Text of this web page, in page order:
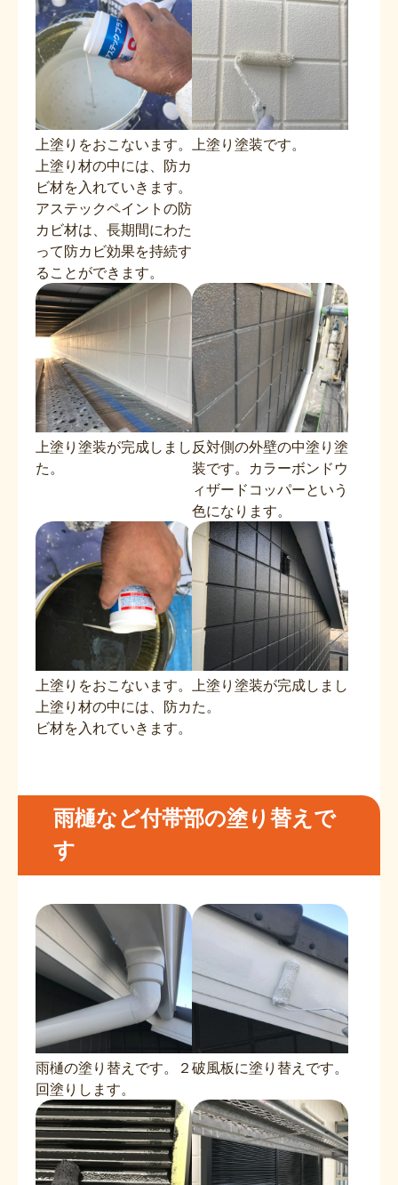
上塗りをおこないます。
上塗り材の中には、防カ
ビ材を入れていきます。
アステックペイントの防
カビ材は、長期間にわた
って防カビ効果を持続す
ることができます。
上塗り塗装です。
上塗り塗装が完成しまし
た。
反対側の外壁の中塗り塗
装です。カラーボンドウ
ィザードコッパーという
色になります。
上塗りをおこないます。
上塗り材の中には、防カ
ビ材を入れていきます。
上塗り塗装が完成しまし
た。
雨樋など付帯部の塗り替えで
す
雨樋の塗り替えです。２
回塗りします。
破風板に塗り替えです。